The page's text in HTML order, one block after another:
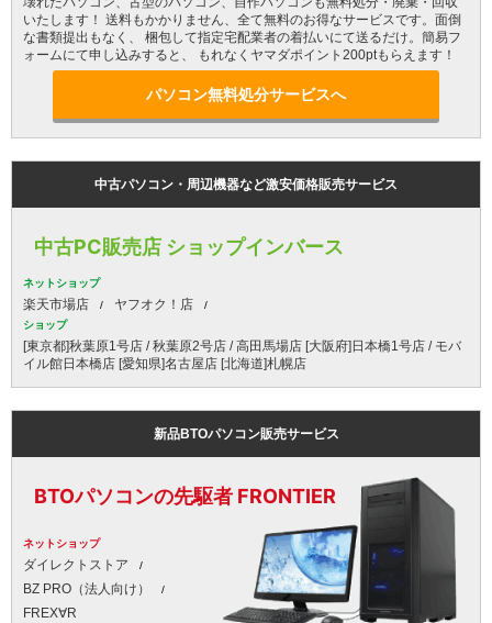
いたします！ 送料もかかりません、全て無料のお得なサービスです。面倒
な書類提出もなく、 梱包して指定宅配業者の着払いにて送るだけ。簡易フ
ォームにて申し込みすると、 もれなくヤマダポイント200ptもらえます！
パソコン無料処分サービスへ
中古パソコン・周辺機器など激安価格販売サービス
中古PC販売店 ショップインバース
ネットショップ
楽天市場店 ヤフオク！店
ショップ
[東京都]秋葉原1号店 / 秋葉原2号店 / 高田馬場店 [大阪府]日本橋1号店 / モバ
イル館日本橋店 [愛知県]名古屋店 [北海道]札幌店
新品BTOパソコン販売サービス
BTOパソコンの先駆者 FRONTIER
ネットショップ
ダイレクトストア
BZ PRO（法人向け）
FREX∀R